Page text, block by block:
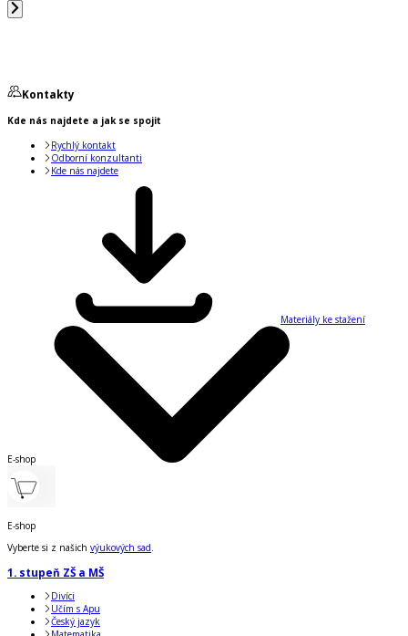
Kontakty
Kde nás najdete a jak se spojit
Rychlý kontakt
Odborní konzultanti
Kde nás najdete
Materiály ke stažení
E-shop
E-shop
Vyberte si z našich výukových sad.
1. stupeň ZŠ a MŠ
Divíci
Učím s Apu
Český jazyk